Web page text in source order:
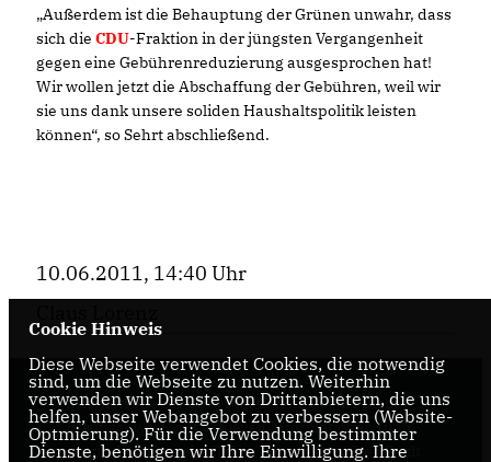
Außerdem ist die Behauptung der Grünen unwahr, dass
sich die CDU-Fraktion in der jüngsten Vergangenheit
gegen eine Gebührenreduzierung ausgesprochen hat!
Wir wollen jetzt die Abschaffung der Gebühren, weil wir
sie uns dank unsere soliden Haushaltspolitik leisten
können“, so Sehrt abschließend.
10.06.2011, 14:40 Uhr
Internetseite der CDU-Fraktion im Rat der Stadt
Braunschweig, mit aktuellen Informationen rund
um die Kommunalpolitik in der zweitgrößten Stadt
Cookie Hinweis
Diese Webseite verwendet Cookies, die notwendig
sind, um die Webseite zu nutzen. Weiterhin
verwenden wir Dienste von Drittanbietern, die uns
helfen, unser Webangebot zu verbessern (Website-
Optmierung). Für die Verwendung bestimmter
Dienste, benötigen wir Ihre Einwilligung. Ihre